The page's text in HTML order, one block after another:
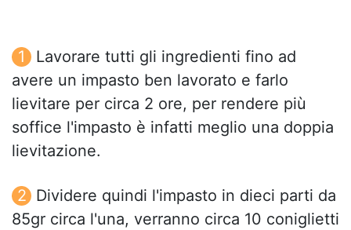
Lavorare tutti gli ingredienti fino ad
avere un impasto ben lavorato e farlo
lievitare per circa 2 ore, per rendere più
soffice l'impasto è infatti meglio una doppia
lievitazione.
Dividere quindi l'impasto in dieci parti da
85gr circa l'una, verranno circa 10 coniglietti